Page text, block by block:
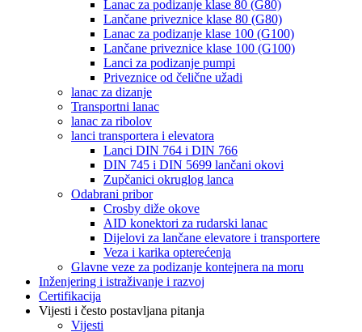
Lanac za podizanje klase 80 (G80)
Lančane priveznice klase 80 (G80)
Lanac za podizanje klase 100 (G100)
Lančane priveznice klase 100 (G100)
Lanci za podizanje pumpi
Priveznice od čelične užadi
lanac za dizanje
Transportni lanac
lanac za ribolov
lanci transportera i elevatora
Lanci DIN 764 i DIN 766
DIN 745 i DIN 5699 lančani okovi
Zupčanici okruglog lanca
Odabrani pribor
Crosby diže okove
AID konektori za rudarski lanac
Dijelovi za lančane elevatore i transportere
Veza i karika opterećenja
Glavne veze za podizanje kontejnera na moru
Inženjering i istraživanje i razvoj
Certifikacija
Vijesti i često postavljana pitanja
Vijesti